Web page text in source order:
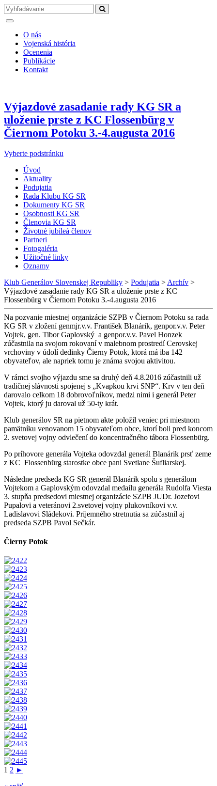
O nás
Vojenská história
Ocenenia
Publikácie
Kontakt
Výjazdové zasadanie rady KG SR a
uloženie prste z KC Flossenbürg v
Čiernom Potoku 3.-4.augusta 2016
Vyberte podstránku
Úvod
Aktuality
Podujatia
Rada Klubu KG SR
Dokumenty KG SR
Osobnosti KG SR
Členovia KG SR
Životné jubileá členov
Partneri
Fotogaléria
Užitočné linky
Oznamy
Klub Generálov Slovenskej Republiky > Podujatia > Archív >
Výjazdové zasadanie rady KG SR a uloženie prste z KC
Flossenbürg v Čiernom Potoku 3.-4.augusta 2016
Na pozvanie miestnej organizácie SZPB v Čiernom Potoku sa rada
KG SR v zložení genmjr.v.v. František Blanárik, genpor.v.v. Peter
Vojtek, gen. Tibor Gaplovský a genpor.v.v. Pavel Honzek
zúčastnila na svojom rokovaní v malebnom prostredí Cerovskej
vrchoviny v údolí dedinky Čierny Potok, ktorá má iba 142
obyvateľov, ale napriek tomu je známa svojou aktivitou.
V rámci svojho výjazdu sme sa druhý deň 4.8.2016 zúčastnili už
tradičnej slávnosti spojenej s „Kvapkou krvi SNP“. Krv v ten deň
darovalo celkom 18 dobrovoľníkov, medzi nimi i generál Peter
Vojtek, ktorý ju daroval už 50-ty krát.
Klub generálov SR na pietnom akte položil veniec pri miestnom
pamätníku venovanom 15 obyvateľom obce, ktorí boli pred koncom
2. svetovej vojny odvlečení do koncentračného tábora Flossenbürg.
Po príhovore generála Vojteka odovzdal generál Blanárik prsť zeme
z KC Flossenbürg starostke obce pani Svetlane Šufliarskej.
Následne predseda KG SR generál Blanárik spolu s generálom
Vojtekom a Gaplovským odovzdal medailu generála Rudolfa Viesta
3. stupňa predsedovi miestnej organizácie SZPB JUDr. Jozefovi
Pupalovi a veteránovi 2.svetovej vojny plukovníkovi v.v.
Ladislavovi Sládekovi. Príjemného stretnutia sa zúčastnil aj
predseda SZPB Pavol Sečkár.
Čierny Potok
1 2 ►